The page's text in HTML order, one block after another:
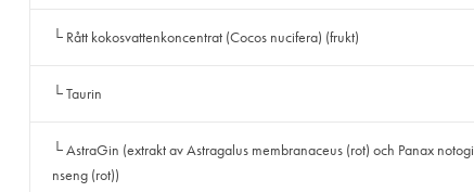
└ Rått kokosvattenkoncentrat (Cocos nucifera) (frukt)
└ Taurin
└ AstraGin (extrakt av Astragalus membranaceus (rot) och Panax notogi
nseng (rot))